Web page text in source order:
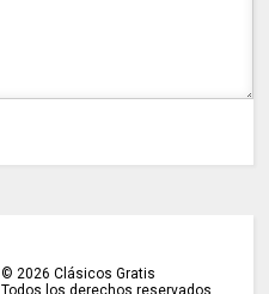
© 2026 Clásicos Gratis
Todos los derechos reservados.